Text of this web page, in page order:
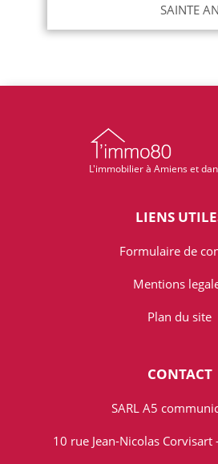
SAINTE
L'immobilier à Amiens et
LIENS
Formulaire de
Mentions
Plan du site
CONTACT
SARL A5
10 rue Jean-Nicolas